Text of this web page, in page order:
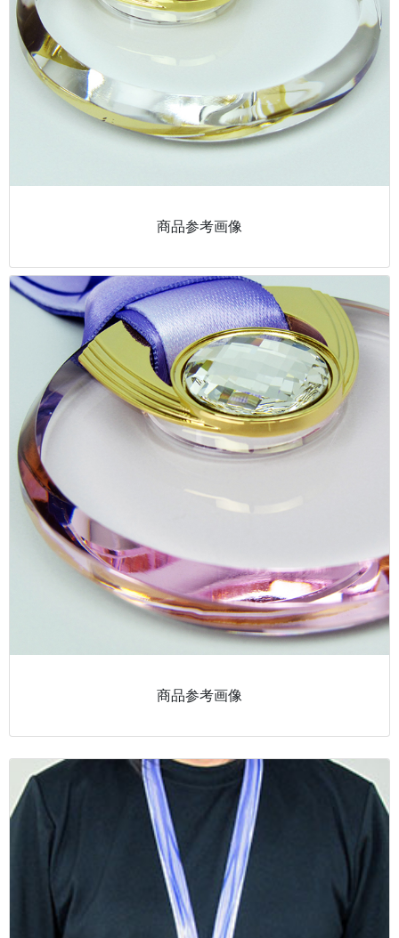
商品参考画像
商品参考画像